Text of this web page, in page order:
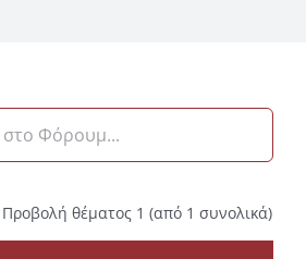
Προβολή θέματος 1 (από 1 συνολικά)